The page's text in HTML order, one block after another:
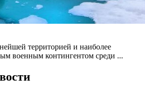
территорией и наиболее
военным контингентом среди ...